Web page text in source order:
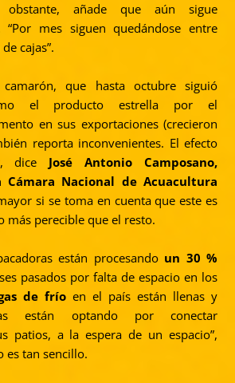
obstante, añade que aún sigue
“Por mes siguen quedándose entre
cajas”.
que hasta octubre siguió
el producto estrella por el
en sus exportaciones (crecieron
reporta inconvenientes. El efecto
dice José Antonio Camposano,
Nacional de Acuacultura
si se toma en cuenta que este es
más perecible que el resto.
están procesando un 30 %
pasados por falta de espacio en los
de frío en el país están llenas y
están optando por conectar
patios, a la espera de un espacio”,
es tan sencillo.